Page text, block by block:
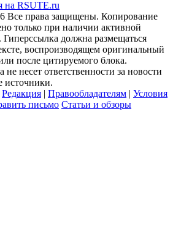
Все права защищены. Копирование
только при наличии активной
Гиперссылка должна размещаться
воспроизводящем оригинальный
после цитируемого блока.
несет ответственности за новости
источники.
Редакция | Правообладателям | Условия
письмо Статьи и обзоры